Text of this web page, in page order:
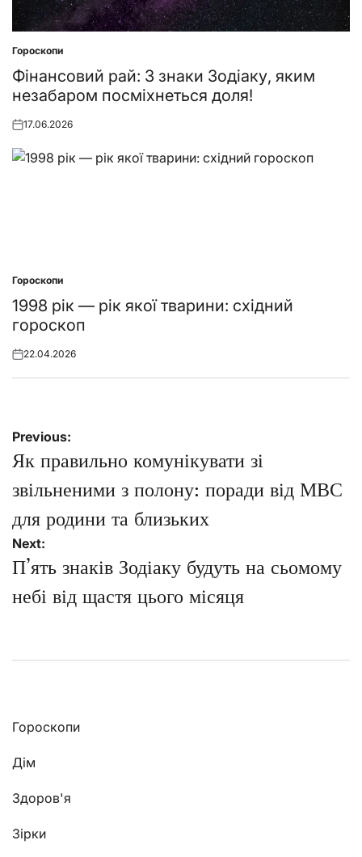
Posted
in
Гороскопи
Фінансовий рай: 3 знаки Зодіаку, яким
незабаром посміхнеться доля!
Posted
17.06.2026
Posted
in
Гороскопи
1998 рік — рік якої тварини: східний
гороскоп
Posted
22.04.2026
Навігація
записів
Previous:
Як правильно комунікувати зі
звільненими з полону: поради від МВС
для родини та близьких
Next:
П’ять знаків Зодіаку будуть на сьомому
небі від щастя цього місяця
Гороскопи
Дім
Здоров'я
Зірки